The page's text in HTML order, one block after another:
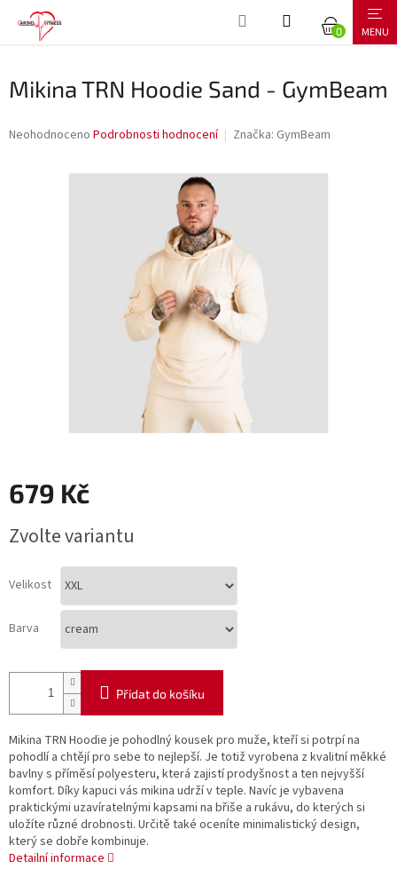
NÁKUPNÍ
Mikina TRN Hoodie Sand - GymBeam
Průměrné
Neohodnoceno Podrobnosti hodnocení Značka: GymBeam
679 Kč
cena:
Zvolte variantu
Velikost
Barva
Přidat do košíku
Mikina TRN Hoodie je pohodlný kousek pro muže, kteří si potrpí na
pohodlí a chtějí pro sebe to nejlepší. Je totiž vyrobena z kvalitní měkké
bavlny s příměsí polyesteru, která zajistí prodyšnost a ten nejvyšší
komfort. Díky kapuci vás mikina udrží v teple. Navíc je vybavena
praktickými uzavíratelnými kapsami na břiše a rukávu, do kterých si
uložíte různé drobnosti. Určitě také oceníte minimalistický design,
který se dobře kombinuje.
Detailní informace